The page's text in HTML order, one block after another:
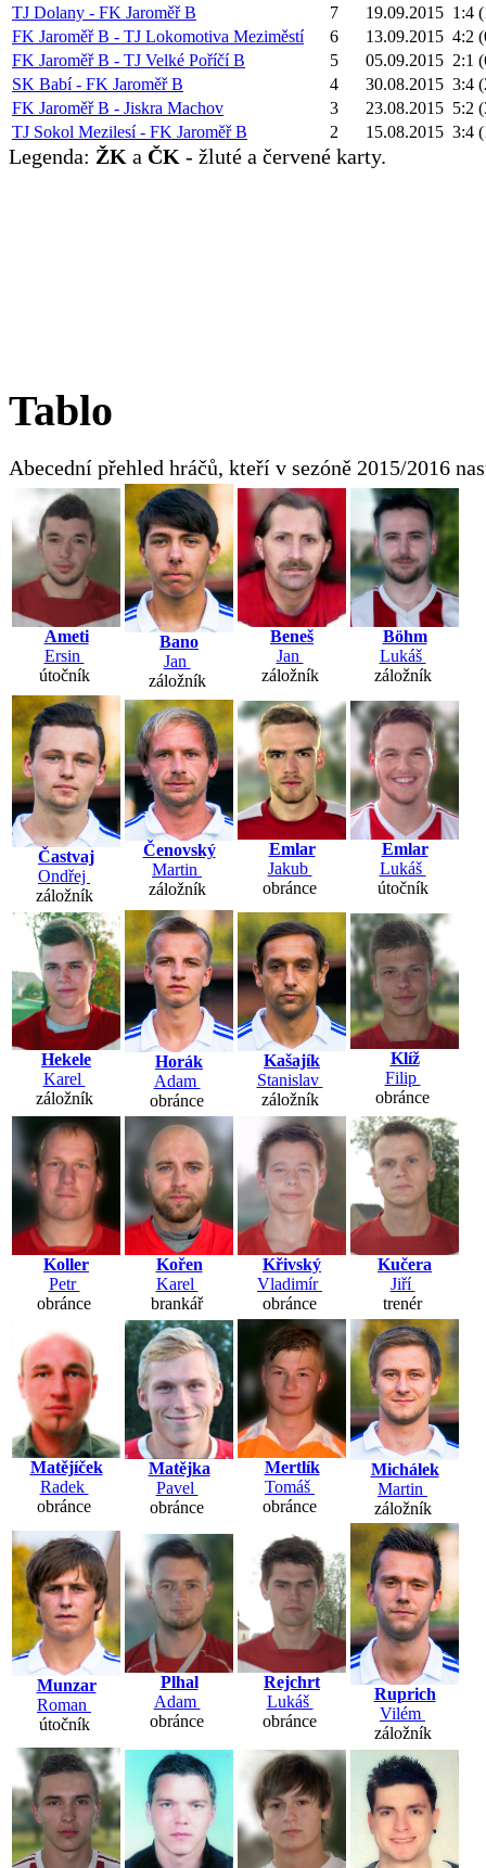
TJ Dolany - FK Jaroměř B
7 19.09.2015 1:4
FK Jaroměř B - TJ Lokomotiva Meziměstí
6 13.09.2015 4:2
FK Jaroměř B - TJ Velké Poříčí B
5 05.09.2015 2:1
SK Babí - FK Jaroměř B
4 30.08.2015 3:4
FK Jaroměř B - Jiskra Machov
3 23.08.2015 5:2
TJ Sokol Mezilesí - FK Jaroměř B
2 15.08.2015 3:4
Legenda: ŽK a ČK - žluté a červené karty.
Tablo
Abecední přehled hráčů, kteří v sezóně 2015/2016
Ameti
Ersin
útočník
Bano
Jan
záložník
Beneš
Jan
záložník
Böhm
Lukáš
záložník
Častvaj
Ondřej
záložník
Čenovský
Martin
záložník
Emlar
Jakub
obránce
Emlar
Lukáš
útočník
Hekele
Karel
záložník
Horák
Adam
obránce
Kašajík
Stanislav
záložník
Klíž
Filip
obránce
Koller
Petr
obránce
Kořen
Karel
brankář
Křivský
Vladimír
obránce
Kučera
Jiří
trenér
Matějíček
Radek
obránce
Matějka
Pavel
obránce
Mertlík
Tomáš
obránce
Michálek
Martin
záložník
Munzar
Roman
útočník
Plhal
Adam
obránce
Rejchrt
Lukáš
obránce
Ruprich
Vilém
záložník